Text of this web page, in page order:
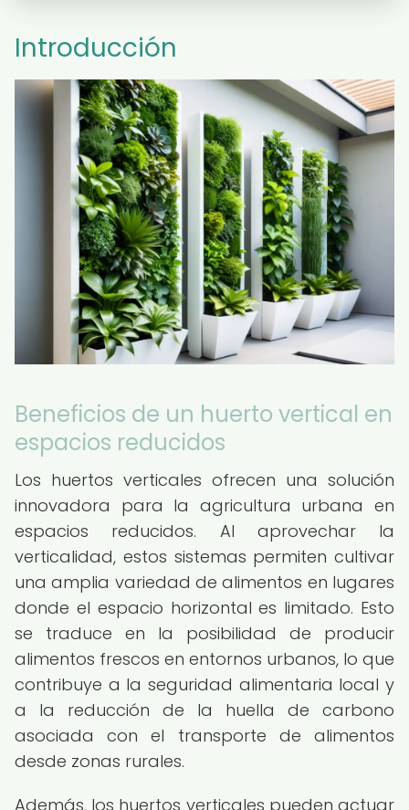
Introducción
Beneficios de un huerto vertical en
espacios reducidos
Los huertos verticales ofrecen una solución
innovadora para la agricultura urbana en
espacios reducidos. Al aprovechar la
verticalidad, estos sistemas permiten cultivar
una amplia variedad de alimentos en lugares
donde el espacio horizontal es limitado. Esto
se traduce en la posibilidad de producir
alimentos frescos en entornos urbanos, lo que
contribuye a la seguridad alimentaria local y
a la reducción de la huella de carbono
asociada con el transporte de alimentos
desde zonas rurales.
Además, los huertos verticales pueden actuar